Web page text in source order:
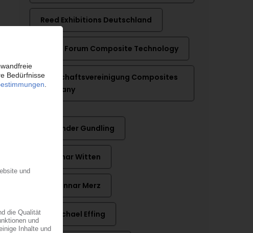
Reed Exhibitions Deutschland
VDMA Forum Composite Technology
Wirtschaftsvereinigung Composites
Germany
Alexander Gundling
Dr. Elmar Witten
Dr. Gunnar Merz
Dr. Michael Effing